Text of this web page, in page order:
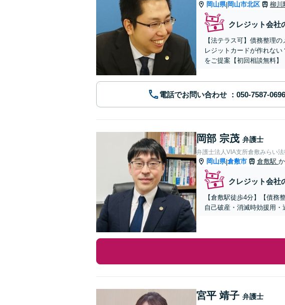
岡山県|岡山市北区 柳川
クレジット会社
【法テラス可】債務整理
レジットカードが作れな
をご提案【初回相談無料】
電話でお問い合わせ
岡部 宗茂 弁護士
弁護士法人VIA支所倉敷みらい
岡山県|倉敷市 倉敷駅
クレジット会社
【倉敷駅徒歩4分】【債務
自己破産・消滅時効援用・
宮平 靖子 弁護士